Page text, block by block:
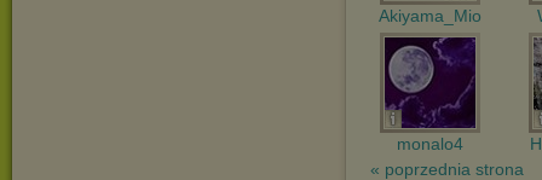
Akiyama_Mio
monalo4
« poprzednia strona